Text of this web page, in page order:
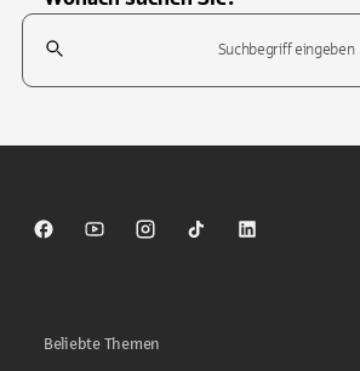
Suchfeld
Sparkasse auf Facebook
Sparkasse auf Youtube
Sparkasse auf Instagram
Sparkasse auf TikTok
Sparkasse auf
Beliebte Themen